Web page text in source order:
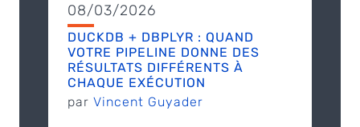
08/03/2026
DUCKDB + DBPLYR : QUAND
VOTRE PIPELINE DONNE DES
RÉSULTATS DIFFÉRENTS À
CHAQUE EXÉCUTION
par Vincent Guyader